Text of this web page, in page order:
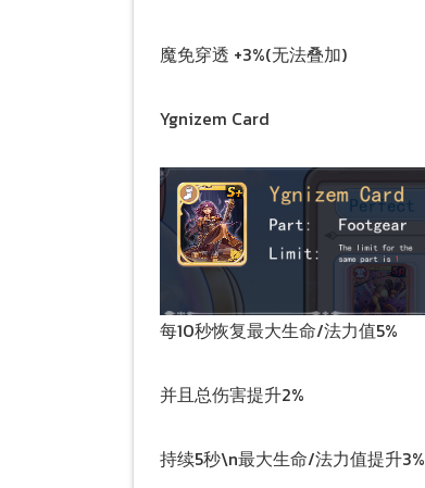
魔免穿透 +3%(无法叠加)
Ygnizem Card
每10秒恢复最大生命/法力值5%
并且总伤害提升2%
持续5秒\n最大生命/法力值提升3%